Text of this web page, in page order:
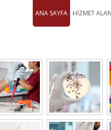
ANA SAYFA HIZMET